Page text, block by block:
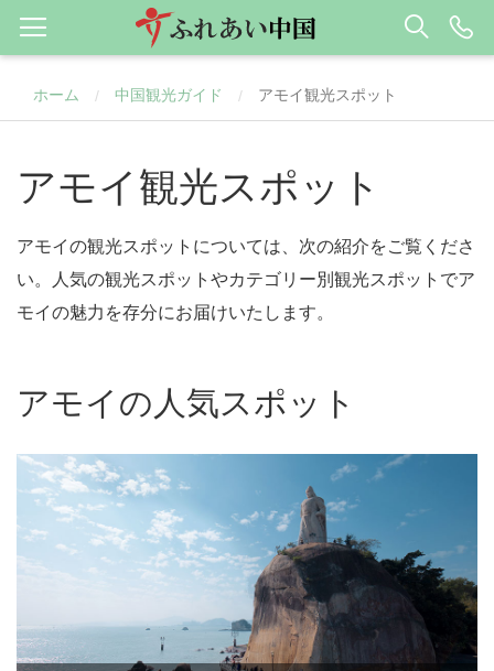
ホーム / 中国観光ガイド / アモイ観光スポット
アモイ観光スポット
アモイの観光スポットについては、次の紹介をご覧くださ
い。人気の観光スポットやカテゴリー別観光スポットでア
モイの魅力を存分にお届けいたします。
アモイの人気スポット